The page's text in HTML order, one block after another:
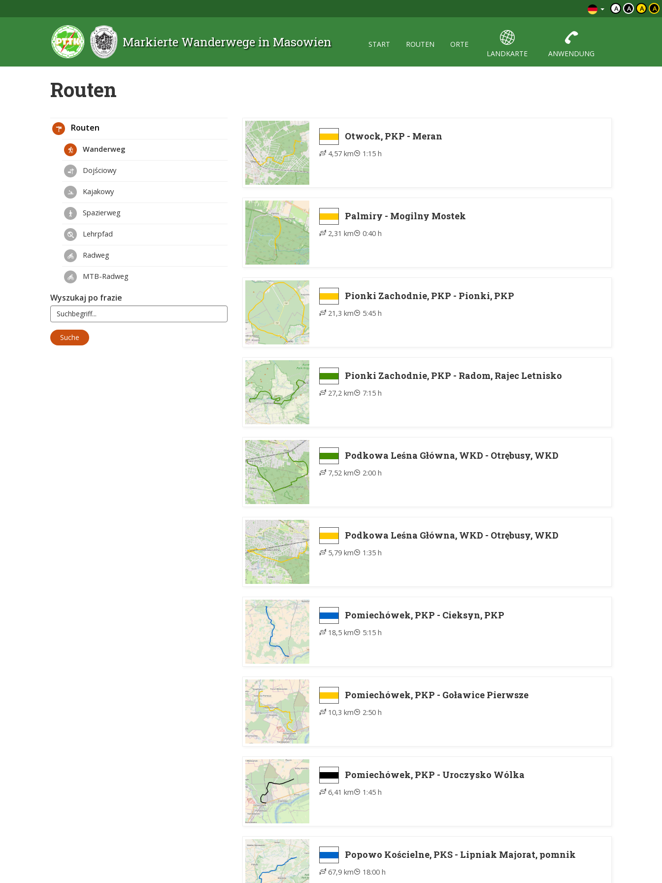
A A A A
Markierte Wanderwege in Masowien START ROUTEN
ORTE
LANDKARTE
ANWENDUNG
Routen
Otwock, PKP - Meran
4,57 km 1:15 h
Palmiry - Mogilny Mostek
2,31 km 0:40 h
Pionki Zachodnie, PKP - Pionki, PKP
21,3 km 5:45 h
Pionki Zachodnie, PKP - Radom, Rajec Letnisko
27,2 km 7:15 h
Podkowa Leśna Główna, WKD - Otrębusy, WKD
7,52 km 2:00 h
Podkowa Leśna Główna, WKD - Otrębusy, WKD
5,79 km 1:35 h
Pomiechówek, PKP - Cieksyn, PKP
18,5 km 5:15 h
Pomiechówek, PKP - Goławice Pierwsze
10,3 km 2:50 h
Pomiechówek, PKP - Uroczysko Wólka
6,41 km 1:45 h
Popowo Kościelne, PKS - Lipniak Majorat, pomnik
67,9 km 18:00 h
Routen
Wanderweg
Dojściowy
Kajakowy
Spazierweg
Lehrpfad
Radweg
MTB-Radweg
Wyszukaj po frazie